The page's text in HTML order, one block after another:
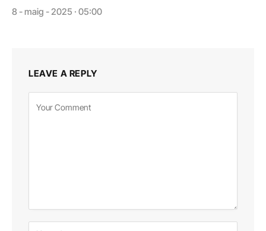
8 - maig - 2025 · 05:00
LEAVE A REPLY